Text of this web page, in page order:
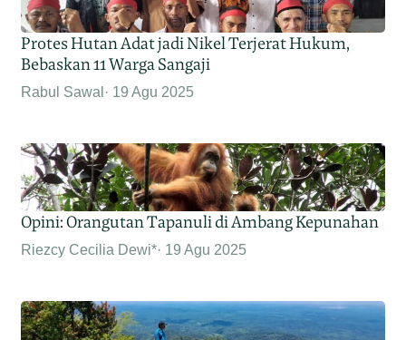
Protes Hutan Adat jadi Nikel Terjerat Hukum,
Bebaskan 11 Warga Sangaji
Rabul Sawal 19 Agu 2025
Opini: Orangutan Tapanuli di Ambang Kepunahan
Riezcy Cecilia Dewi* 19 Agu 2025